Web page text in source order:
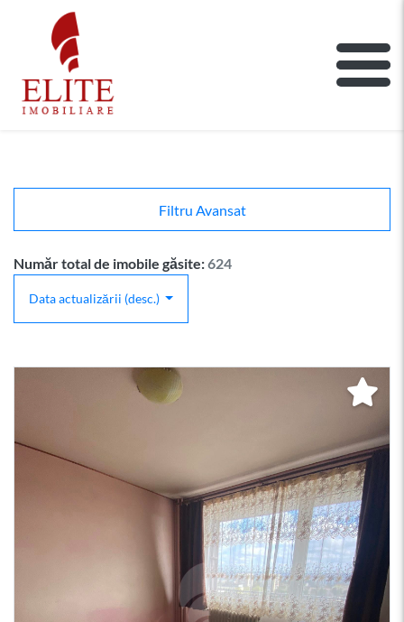
ELITE IMOBILIARE
Main Nav
Filtru Avansat
Număr total de imobile găsite:624
Data actualizării (desc.)